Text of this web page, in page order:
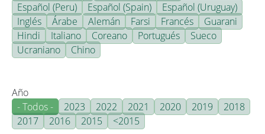
Español (Peru)
Español (Spain)
Español (Uruguay)
Inglés
Árabe Alemán Farsi Francés
Guarani
Hindi
Italiano Coreano Portugués
Sueco
Ucraniano
Chino
Año
- Todos -
2023 2022 2021 2020 2019
2018
2017
2016 2015 <2015